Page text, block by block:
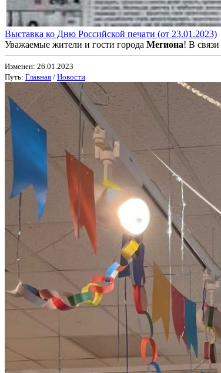
Выставка ко Дню Российской печати (от 23.01.2023)
Уважаемые жители и гости города Мегиона! В
Изменен: 26.01.2023
Путь: Главная / Новости